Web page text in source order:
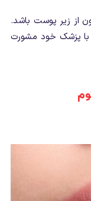
از زیر پوست باشد.
با پزشک خود مشورت